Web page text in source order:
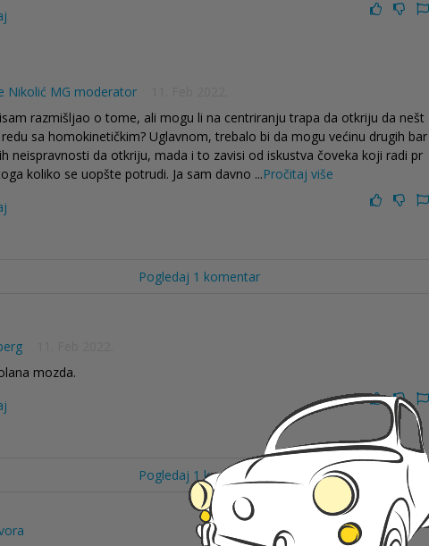
Nikolić MG moderator
razmišljao o tome, ali mogu li na centriranju trapa da otkriju da nešt
sa homokinetičkim? Uglavnom, trebalo bi da mogu većinu drugih bar
neispravnosti da otkriju, mada i to zavisi od iskustva čoveka koji radi pr
koliko se uopšte potrudi. Ja sam davno ...Pročitaj više
Pogledaj 1 komentar
mozda.
Pogledaj 1 komentar